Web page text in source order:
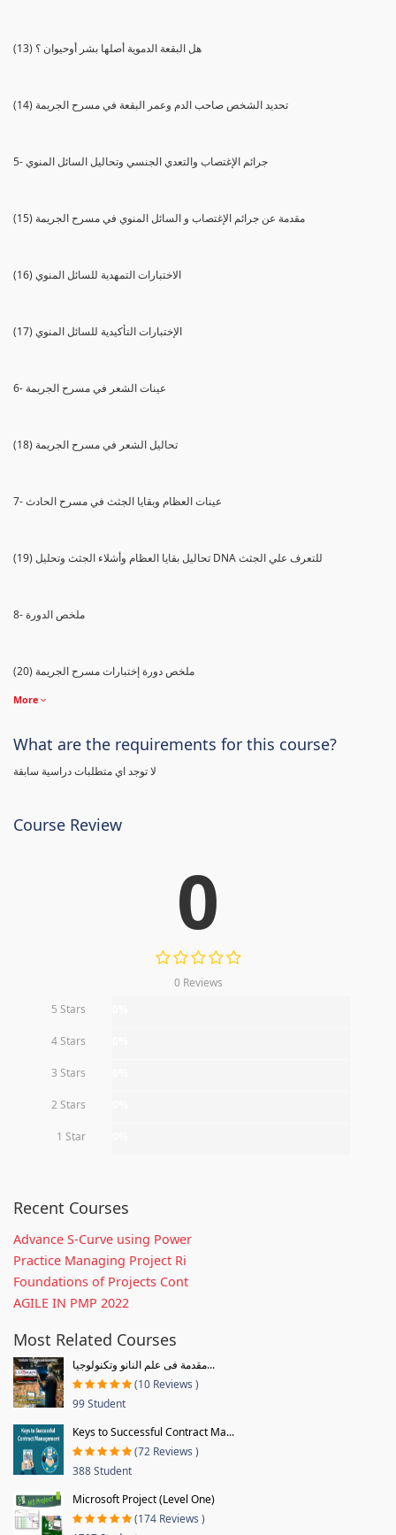
(13) هل البقعة الدموية أصلها بشر أوحيوان ؟
(14) تحديد الشخص صاحب الدم وعمر البقعة في مسرح الجريمة
5- جرائم الإغتصاب والتعدي الجنسي وتحاليل السائل المنوي
(15) مقدمة عن جرائم الإغتصاب و السائل المنوي في مسرح الجريمة
(16) الاختبارات التمهدية للسائل المنوي
(17) الإختبارات التأكيدية للسائل المنوي
6- عينات الشعر في مسرح الجريمة
(18) تحاليل الشعر في مسرح الجريمة
7- عينات العظام وبقايا الجثث في مسرح الحادث
(19) تحاليل بقايا العظام وأشلاء الجثث وتحليل DNA للتعرف علي الجثث
8- ملخص الدورة
(20) ملخص دورة إختبارات مسرح الجريمة
More
What are the requirements for this course?
لا توجد اي متطلبات دراسية سابقة
Course Review
0
0 Reviews
5 Stars
4 Stars
3 Stars
2 Stars
1 Star
Recent Courses
Advance S-Curve using Power
Practice Managing Project Ri
Foundations of Projects Cont
AGILE IN PMP 2022
Most Related Courses
مقدمة فى علم النانو وتكنولوجيا...
(10 Reviews )
99 Student
Keys to Successful Contract Ma...
(72 Reviews )
388 Student
Microsoft Project (Level One)
(174 Reviews )